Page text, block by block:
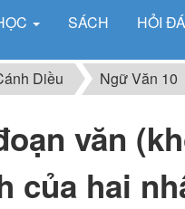
SÁCH HỎI
Diều Ngữ Văn 10
văn
của hai